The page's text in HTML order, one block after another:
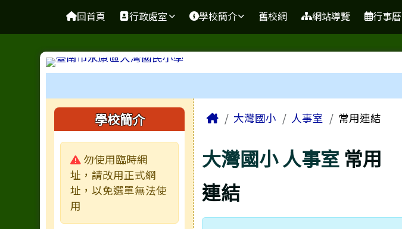
台南市大灣國小無障礙網站
回首頁 行政處室 學校簡介 舊校網 網站導覽 行事曆
左邊區域內容
學校簡介
警告:
勿使用臨時網
址，請改用正式網
址，以免選單無法使
用
主內容區域
Home大灣國小 人事室 常用連結
大灣國小人事室常用
連結
頁尾區域